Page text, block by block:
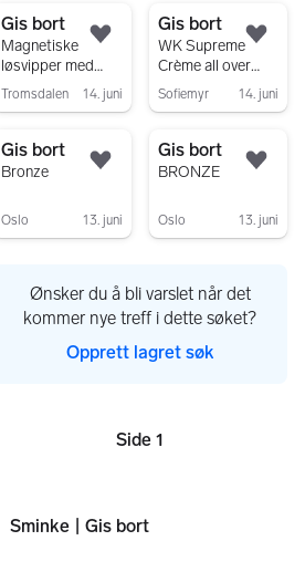
Gis bort
Magnetiske
løsvipper med
applikator og etui
Tromsdalen 14. juni
Legg til som favoritt.
Gis bort
WK Supreme
Crème all over
complexion
perfector
Sofiemyr 14. juni
Gis bort
Bronze
Oslo 13. juni
Legg til som favoritt.
Gis bort
BRONZE
Oslo 13. juni
Ønsker du å bli varslet når det
kommer nye treff i dette søket?
Opprett lagret søk
Sider
Side 1
Sminke | Gis bort